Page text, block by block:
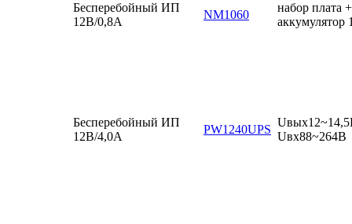
Бесперебойный ИП
12В/0,8А
NM1060
набор плата +
аккумулятор
Бесперебойный ИП
12В/4,0А
PW1240UPS
Uвх88~264В